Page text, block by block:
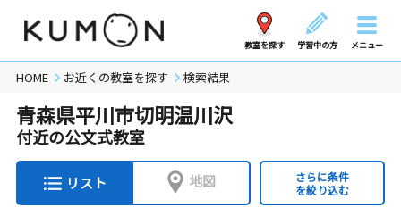
教室を探す 学習中の方 メニュー
HOME お近くの教室を探す 検索結果
青森県平川市切明温川沢
付近の公文式教室
リスト 地図
さらに条件
を絞り込む